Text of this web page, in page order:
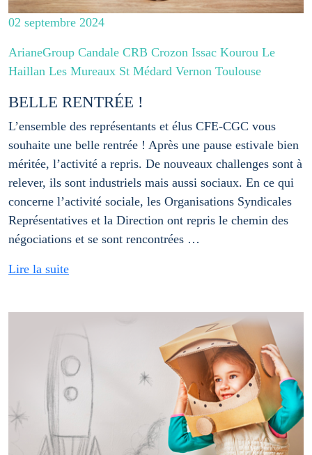
02 septembre 2024
ArianeGroup Candale CRB Crozon Issac Kourou Le
Haillan Les Mureaux St Médard Vernon Toulouse
BELLE RENTRÉE !
L’ensemble des représentants et élus CFE-CGC vous
souhaite une belle rentrée ! Après une pause estivale bien
méritée, l’activité a repris. De nouveaux challenges sont à
relever, ils sont industriels mais aussi sociaux. En ce qui
concerne l’activité sociale, les Organisations Syndicales
Représentatives et la Direction ont repris le chemin des
négociations et se sont rencontrées …
Lire la suite